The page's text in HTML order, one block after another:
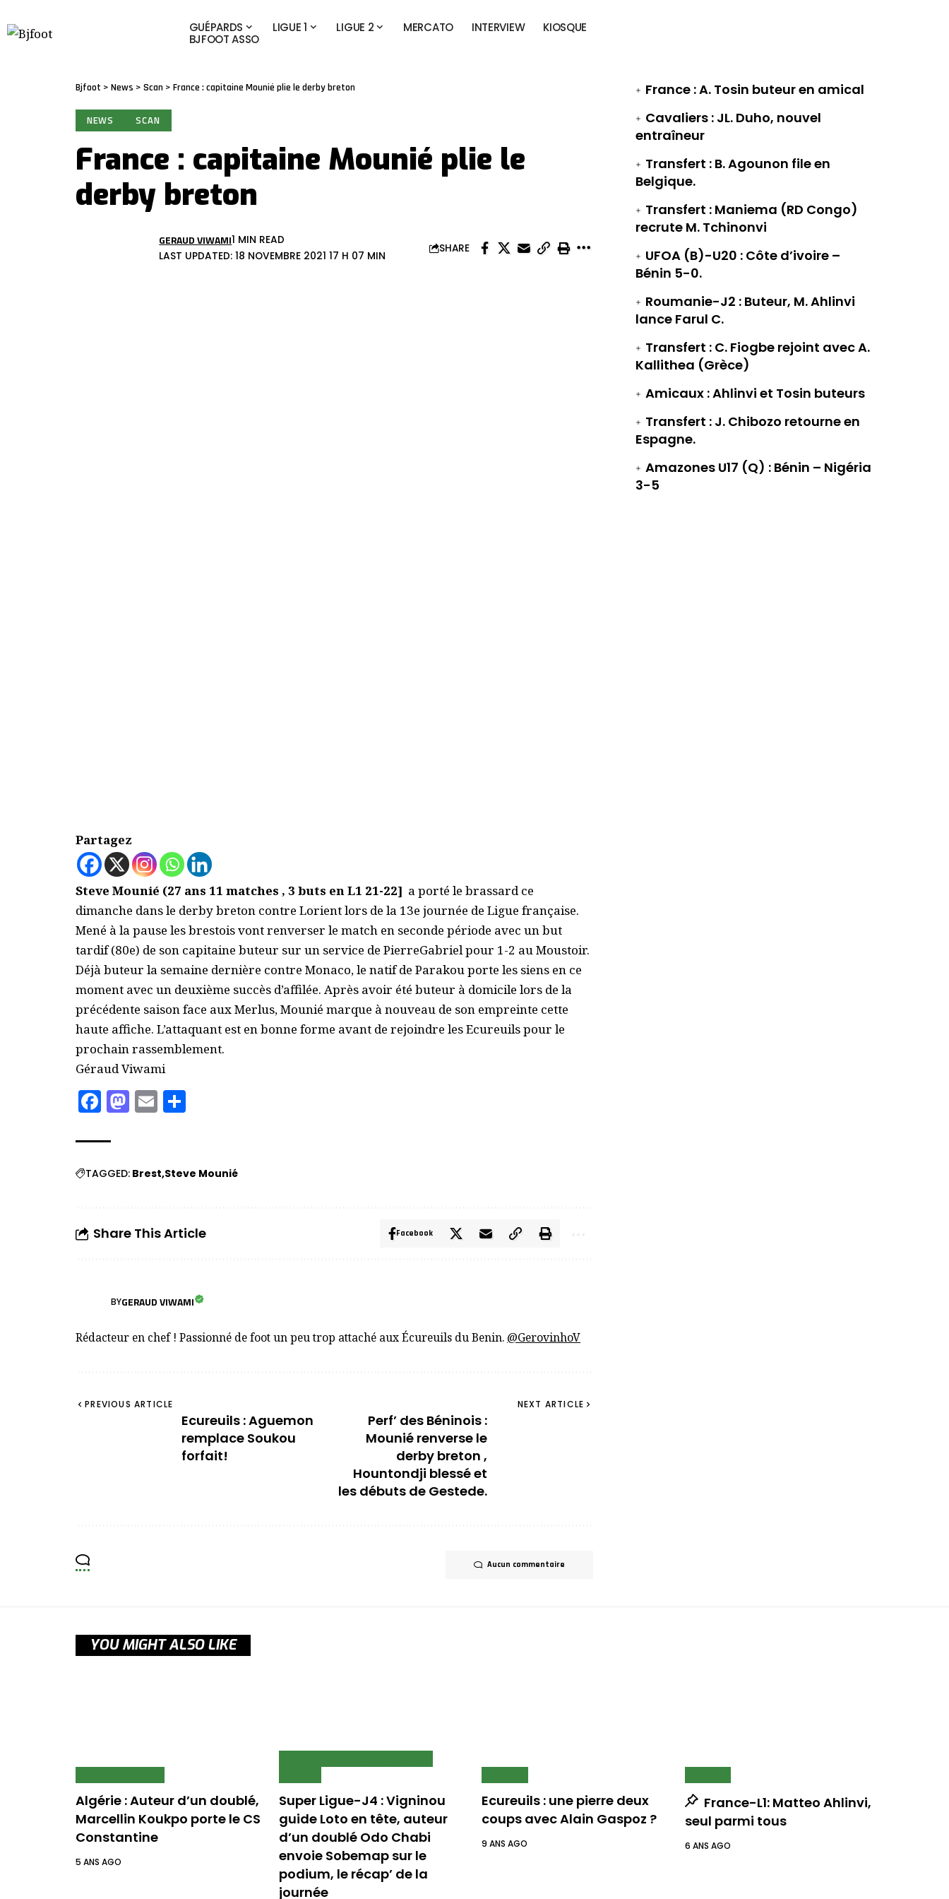
GUÉPARDS LIGUE 1 LIGUE 2 MERCATO INTERVIEW
KIOSQUE
BJFOOT ASSO
Bjfoot > News > Scan > France : capitaine Mounié plie le derby breton
NEWS SCAN
France : capitaine Mounié plie le
derby breton
LAST UPDATED: 18 NOVEMBRE 2021 17 H 07 MIN
GERAUD VIWAMI1 MIN READ
SHARE
Partagez
Steve Mounié (27 ans 11 matches , 3 buts en L1 21-22] a porté le brassard ce
dimanche dans le derby breton contre Lorient lors de la 13e journée de Ligue française.
Mené à la pause les brestois vont renverser le match en seconde période avec un but
tardif (80e) de son capitaine buteur sur un service de PierreGabriel pour 1-2 au Moustoir.
Déjà buteur la semaine dernière contre Monaco, le natif de Parakou porte les siens en ce
moment avec un deuxième succès d’affilée. Après avoir été buteur à domicile lors de la
précédente saison face aux Merlus, Mounié marque à nouveau de son empreinte cette
haute affiche. L’attaquant est en bonne forme avant de rejoindre les Ecureuils pour le
prochain rassemblement.
Géraud Viwami
Facebook
Mastodon
Email
TAGGED: Brest Steve Mounié
Share This Article Facebook
BYGERAUD VIWAMI
Rédacteur en chef ! Passionné de foot un peu trop attaché aux Écureuils du Benin. @GerovinhoV
PREVIOUS ARTICLE
Ecureuils : Aguemon
remplace Soukou
forfait!
NEXT ARTICLE
Perf’ des Béninois :
Mounié renverse le
derby breton ,
Hountondji blessé et
les débuts de Gestede.
Aucun commentaire
France : A. Tosin buteur en amical
Cavaliers : JL. Duho, nouvel
entraîneur
Transfert : B. Agounon file en
Belgique.
Transfert : Maniema (RD Congo)
recrute M. Tchinonvi
UFOA (B)-U20 : Côte d’ivoire –
Bénin 5-0.
Roumanie-J2 : Buteur, M. Ahlinvi
lance Farul C.
Transfert : C. Fiogbe rejoint avec A.
Kallithea (Grèce)
Amicaux : Ahlinvi et Tosin buteurs
Transfert : J. Chibozo retourne en
Espagne.
Amazones U17 (Q) : Bénin – Nigéria
3-5
YOU MIGHT ALSO LIKE
Algérie : Auteur d’un doublé,
Marcellin Koukpo porte le CS
Constantine
5 ANS AGO
Super Ligue-J4 : Vigninou
guide Loto en tête, auteur
d’un doublé Odo Chabi
envoie Sobemap sur le
podium, le récap’ de la
journée
Ecureuils : une pierre deux
coups avec Alain Gaspoz ?
9 ANS AGO
France-L1: Matteo Ahlinvi,
seul parmi tous
6 ANS AGO